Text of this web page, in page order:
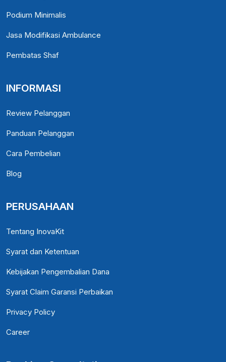
Podium Minimalis
Jasa Modifikasi Ambulance
Pembatas Shaf
INFORMASI
Review Pelanggan
Panduan Pelanggan
Cara Pembelian
Blog
PERUSAHAAN
Tentang InovaKit
Syarat dan Ketentuan
Kebijakan Pengembalian Dana
Syarat Claim Garansi Perbaikan
Privacy Policy
Career